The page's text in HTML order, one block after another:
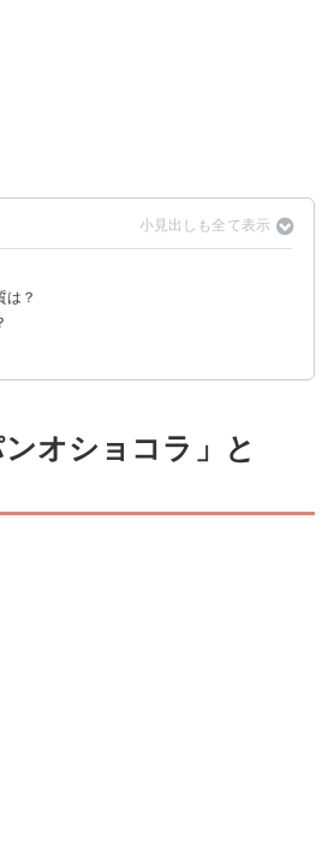
は？
オショコラ」と